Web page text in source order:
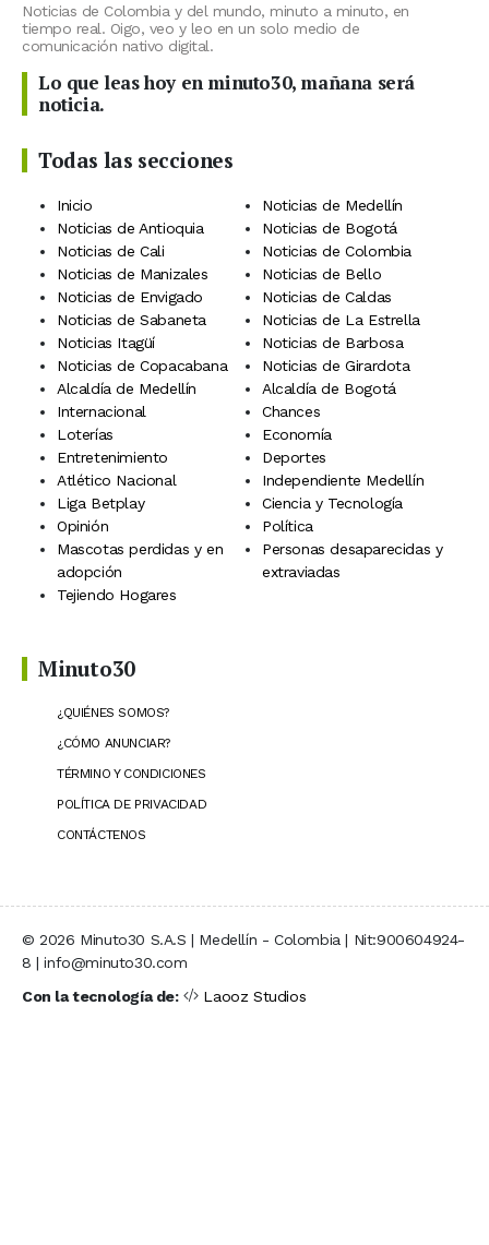
Noticias de Colombia y del mundo, minuto a minuto, en
tiempo real. Oigo, veo y leo en un solo medio de
comunicación nativo digital.
Lo que leas hoy en minuto30, mañana será
noticia.
Todas las secciones
Inicio
Noticias de Medellín
Noticias de Antioquia
Noticias de Bogotá
Noticias de Cali
Noticias de Colombia
Noticias de Manizales
Noticias de Bello
Noticias de Envigado
Noticias de Caldas
Noticias de Sabaneta
Noticias de La Estrella
Noticias Itagüí
Noticias de Barbosa
Noticias de Copacabana
Noticias de Girardota
Alcaldía de Medellín
Alcaldía de Bogotá
Internacional
Chances
Loterías
Economía
Entretenimiento
Deportes
Atlético Nacional
Independiente Medellín
Liga Betplay
Ciencia y Tecnología
Opinión
Política
Mascotas perdidas y en
adopción
Personas desaparecidas y
extraviadas
Tejiendo Hogares
Minuto30
¿QUIÉNES SOMOS?
¿CÓMO ANUNCIAR?
TÉRMINO Y CONDICIONES
POLÍTICA DE PRIVACIDAD
CONTÁCTENOS
© 2026 Minuto30 S.A.S | Medellín - Colombia | Nit:900604924-
8 | info@minuto30.com
Con la tecnología de:
Laooz Studios